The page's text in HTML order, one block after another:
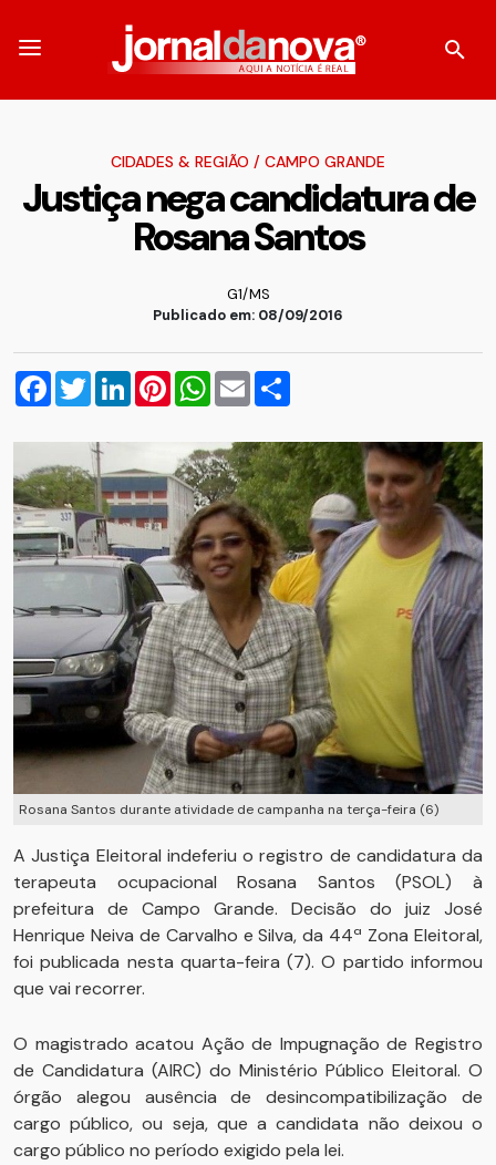
CIDADES & REGIÃO / CAMPO GRANDE
Justiça nega candidatura de
Rosana Santos
G1/MS
Publicado em: 08/09/2016
Facebook
TwitterLinkedInPinterestWhatsApp
Email
Rosana Santos durante atividade de campanha na terça-feira (6)
A Justiça Eleitoral indeferiu o registro de candidatura da
terapeuta ocupacional Rosana Santos (PSOL) à
prefeitura de Campo Grande. Decisão do juiz José
Henrique Neiva de Carvalho e Silva, da 44ª Zona Eleitoral,
foi publicada nesta quarta-feira (7). O partido informou
que vai recorrer.
O magistrado acatou Ação de Impugnação de Registro
de Candidatura (AIRC) do Ministério Público Eleitoral. O
órgão alegou ausência de desincompatibilização de
cargo público, ou seja, que a candidata não deixou o
cargo público no período exigido pela lei.